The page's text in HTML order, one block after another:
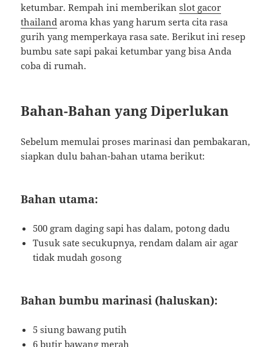
ketumbar. Rempah ini memberikanslot gacor
thailand aroma khas yang harum serta cita rasa
gurih yang memperkaya rasa sate. Berikut ini resep
bumbu sate sapi pakai ketumbar yang bisa Anda
coba di rumah.
Bahan-Bahan yang Diperlukan
Sebelum memulai proses marinasi dan pembakaran,
siapkan dulu bahan-bahan utama berikut:
Bahan utama:
500 gram daging sapi has dalam, potong dadu
Tusuk sate secukupnya, rendam dalam air agar
tidak mudah gosong
Bahan bumbu marinasi (haluskan):
5 siung bawang putih
6 butir bawang merah